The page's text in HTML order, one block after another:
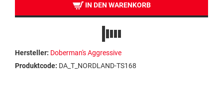
IN DEN WARENKORB
Hersteller: Doberman's Aggressive
Produktcode: DA_T_NORDLAND-TS168